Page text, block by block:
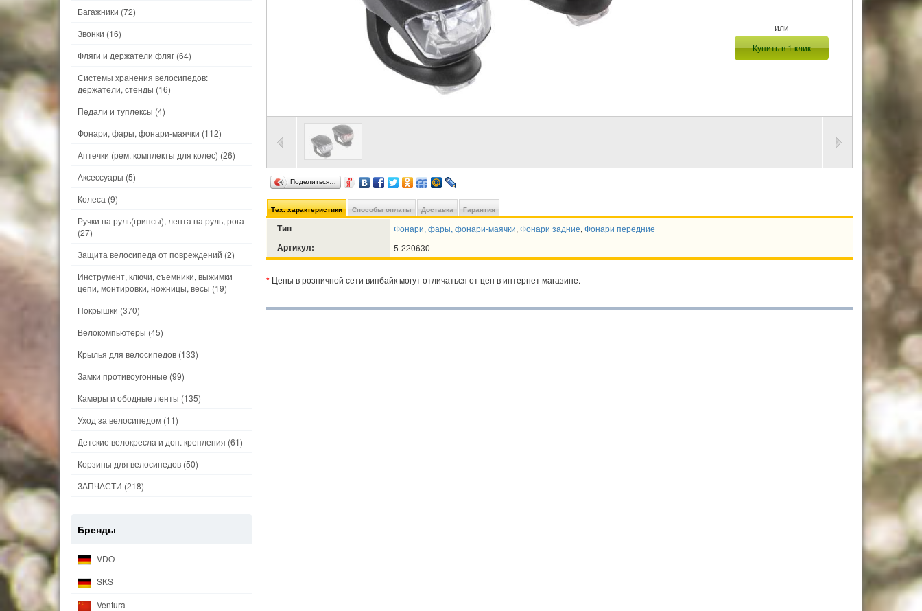
или
Купить в 1 клик
Поделиться…
Тех. характеристики Способы оплаты Доставка Гарантия
Тип Фонари, фары, фонари-маячки, Фонари задние, Фонари передние
Артикул: 5-220630
* Цены в розничной сети випбайк могут отличаться от цен в интернет магазине.
Багажники (72)
Звонки (16)
Фляги и держатели фляг (64)
Системы хранения велосипедов:
держатели, стенды (16)
Педали и туплексы (4)
Фонари, фары, фонари-маячки (112)
Аптечки (рем. комплекты для колес) (26)
Аксессуары (5)
Колеса (9)
Ручки на руль(грипсы), лента на руль, рога
(27)
Защита велосипеда от повреждений (2)
Инструмент, ключи, съемники, выжимки
цепи, монтировки, ножницы, весы (19)
Покрышки (370)
Велокомпьютеры (45)
Крылья для велосипедов (133)
Замки противоугонные (99)
Камеры и ободные ленты (135)
Уход за велосипедом (11)
Детские велокресла и доп. крепления (61)
Корзины для велосипедов (50)
ЗАПЧАСТИ (218)
Бренды
VDO
SKS
Ventura